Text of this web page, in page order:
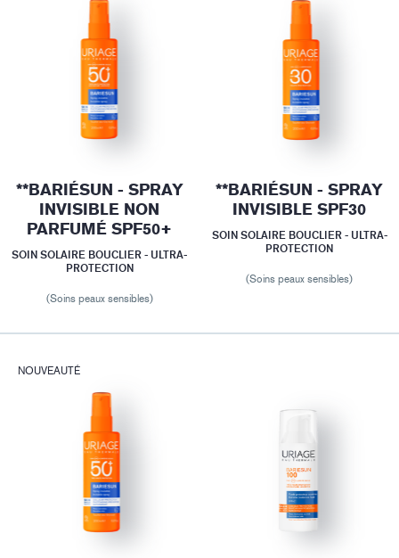
**BARIÉSUN - SPRAY
INVISIBLE NON
PARFUMÉ SPF50+
SOIN SOLAIRE BOUCLIER - ULTRA-
PROTECTION
(Soins peaux sensibles)
**BARIÉSUN - SPRAY
INVISIBLE SPF30
SOIN SOLAIRE BOUCLIER - ULTRA-
PROTECTION
(Soins peaux sensibles)
NOUVEAUTÉ